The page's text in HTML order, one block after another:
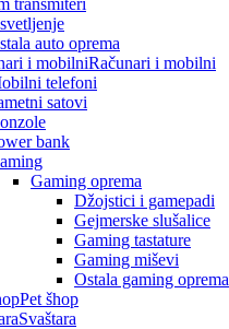
transmiteri
auto oprema
Računari i mobilni
telefoni
satovi
bank
Gaming oprema
Džojstici i gamepadi
Gejmerske slušalice
Gaming tastature
Gaming miševi
Ostala gaming oprema
Pet šhop
Svaštara